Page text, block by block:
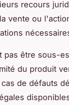
recours
vente ou
pas être sous-
du produit
de défauts